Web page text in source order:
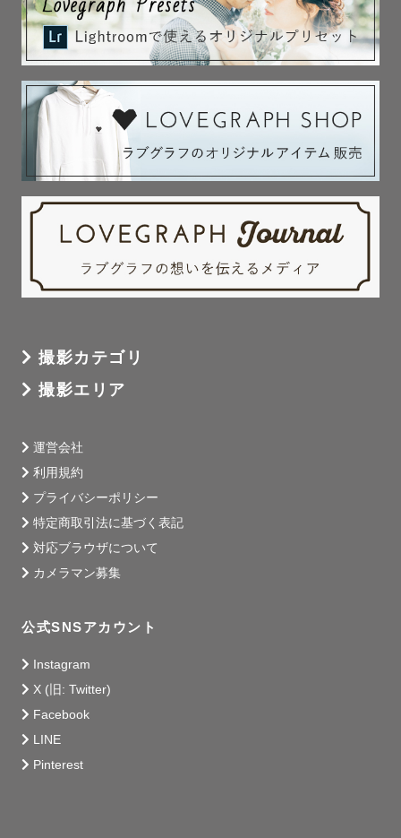
合、超過分はお客様にご負担いただいております。
撮影カテゴリ
撮影エリア
運営会社
利用規約
プライバシーポリシー
特定商取引法に基づく表記
対応ブラウザについて
カメラマン募集
公式SNSアカウント
Instagram
X (旧: Twitter)
Facebook
LINE
Pinterest